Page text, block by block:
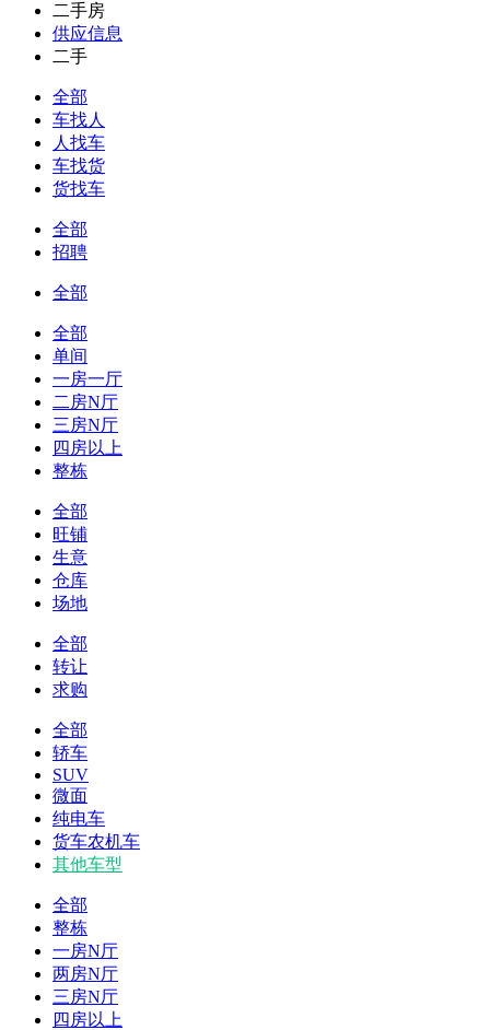
二手房
供应信息
二手
全部
车找人
人找车
车找货
货找车
全部
招聘
全部
全部
单间
一房一厅
二房N厅
三房N厅
四房以上
整栋
全部
旺铺
生意
仓库
场地
全部
转让
求购
全部
轿车
SUV
微面
纯电车
货车农机车
其他车型
全部
整栋
一房N厅
两房N厅
三房N厅
四房以上